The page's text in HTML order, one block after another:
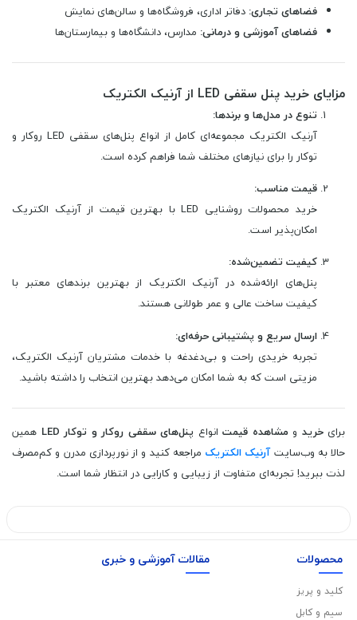
فضاهای تجاری: دفاتر اداری، فروشگاه‌ها و سالن‌های نمایش
فضاهای آموزشی و درمانی: مدارس، دانشگاه‌ها و بیمارستان‌ها
مزایای خرید پنل سقفی LED از آرنیک الکتریک
تنوع در مدل‌ها و برندها:
آرنیک الکتریک مجموعه‌ای کامل از انواع پنل‌های سقفی LED روکار و
توکار را برای نیازهای مختلف شما فراهم کرده است.
قیمت مناسب:
خرید محصولات روشنایی LED با بهترین قیمت از آرنیک الکتریک
امکان‌پذیر است.
کیفیت تضمین‌شده:
پنل‌های ارائه‌شده در آرنیک الکتریک از بهترین برندهای معتبر با
کیفیت ساخت عالی و عمر طولانی هستند.
ارسال سریع و پشتیبانی حرفه‌ای:
تجربه خریدی راحت و بی‌دغدغه با خدمات مشتریان آرنیک الکتریک،
مزیتی است که به شما امکان می‌دهد بهترین انتخاب را داشته باشید.
برایخرید و مشاهده قیمت انواع پنل‌های سقفی روکار و توکار LED
همین
حالا به وب‌سایت آرنیک الکتریک مراجعه کنید و از نورپردازی مدرن و کم‌مصرف
لذت ببرید! تجربه‌ای متفاوت از زیبایی و کارایی در انتظار شما است.
محصولات
کلید و پریز
سیم و کابل
مقالات آموزشی و خبری